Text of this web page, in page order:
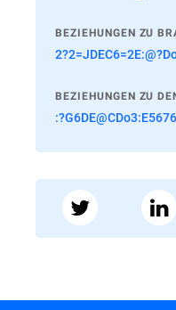
BEZIEHUNGEN ZU
BEZIEHUNGEN ZU